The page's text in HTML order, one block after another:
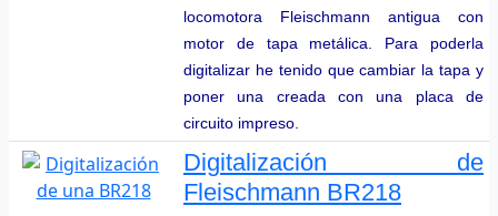
locomotora Fleischmann antigua con
motor de tapa metálica. Para poderla
digitalizar he tenido que cambiar la tapa y
poner una creada con una placa de
circuito impreso.
Digitalización de
Fleischmann BR218